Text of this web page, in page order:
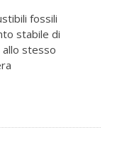
fossili
stabile di
stesso